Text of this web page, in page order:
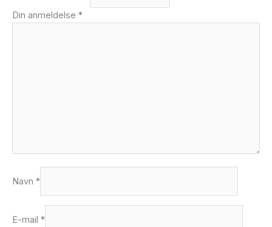
Din anmeldelse *
Navn *
E-mail *